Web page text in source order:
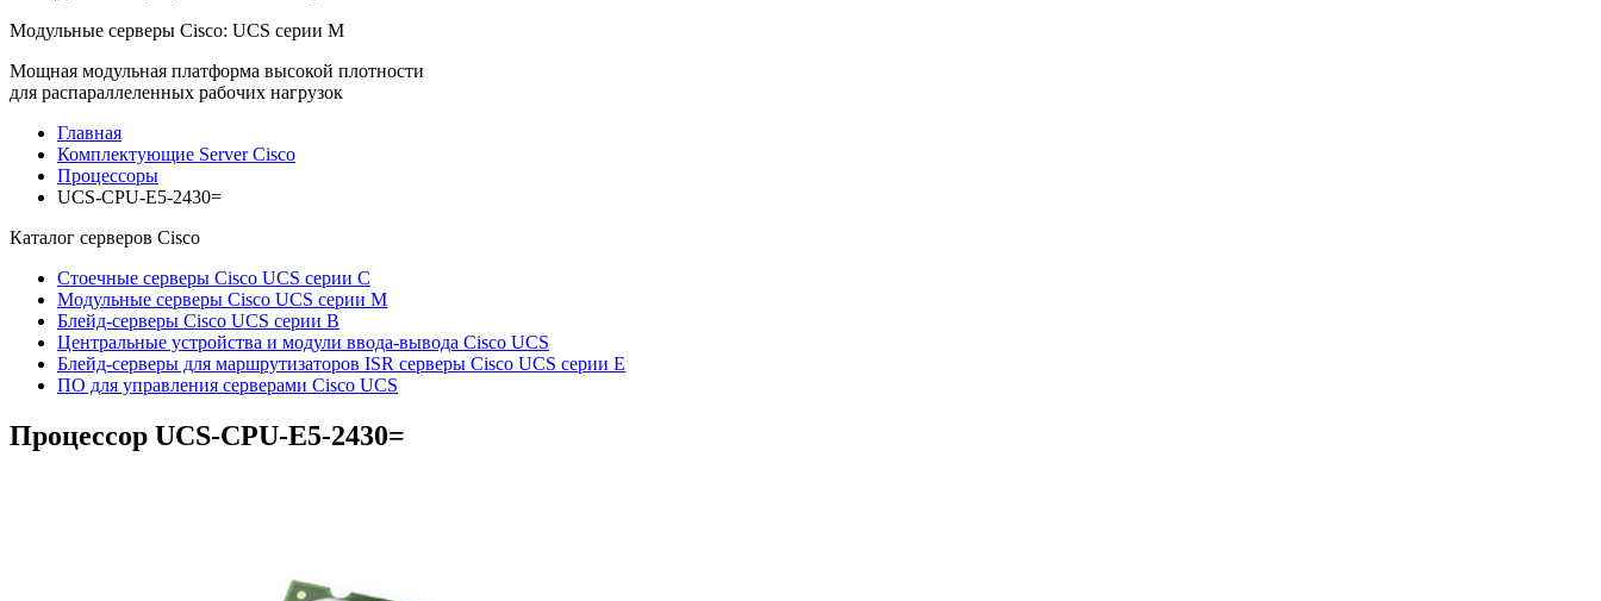
Модульные серверы Cisco: UCS серии M
Мощная модульная платформа высокой плотности
для распараллеленных рабочих нагрузок
Главная
Комплектующие Server Cisco
Процессоры
UCS-CPU-E5-2430=
Каталог серверов Cisco
Стоечные серверы Cisco UCS серии C
Модульные серверы Cisco UCS серии M
Блейд-серверы Cisco UCS серии B
Центральные устройства и модули ввода-вывода Cisco UCS
Блейд-серверы для маршрутизаторов ISR серверы Cisco UCS серии E
ПО для управления серверами Cisco UCS
Процессор UCS-CPU-E5-2430=